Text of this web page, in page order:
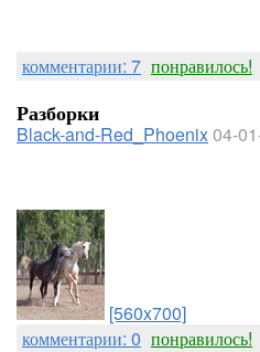
комментарии: 7 понравилось!
Разборки
Black-and-Red_Phoenix04-
[560x700]
комментарии: 0 понравилось!